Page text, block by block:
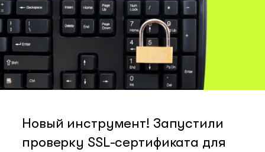
Новый инструмент! Запустили
проверку SSL-сертификата для